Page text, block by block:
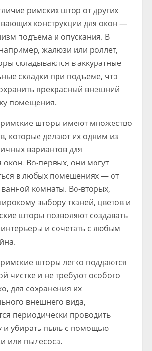
римских штор от других
конструкций для окон —
подъема и опускания. В
жалюзи или роллет,
складываются в аккуратные
складки при подъеме, что
прекрасный внешний
помещения.
шторы имеют множество
которые делают их одним из
вариантов для
Во-первых, они могут
в любых помещениях — от
ванной комнаты. Во-вторых,
выбору тканей, цветов и
шторы позволяют создавать
и сочетать с любым
шторы легко поддаются
чистке и не требуют особого
для сохранения их
внешнего вида,
периодически проводить
и убирать пыль с помощью
или пылесоса.